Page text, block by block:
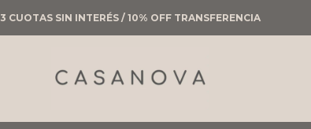
3 CUOTAS SIN INTERÉS / 10% OFF TRANSFERENCIA